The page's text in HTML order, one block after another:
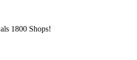
1800 Shops!